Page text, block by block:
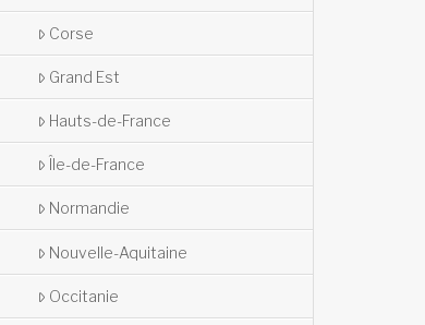
Corse
Grand Est
Hauts-de-France
Île-de-France
Normandie
Nouvelle-Aquitaine
Occitanie